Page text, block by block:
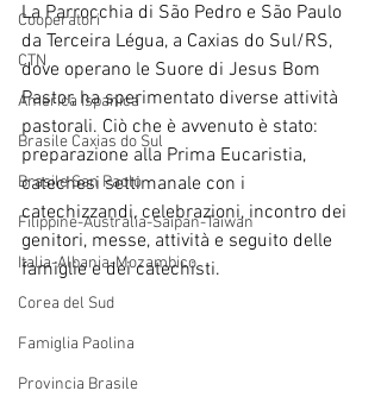
Cooperatori
CTN
America Ispanica
Brasile Caxias do Sul
Brasile San Paolo
Filippine-Australia-Saipan-Taiwan
Italia-Albania-Mozambico
Corea del Sud
Famiglia Paolina
Provincia Brasile
La Parrocchia di São Pedro e São Paulo
da Terceira Légua, a Caxias do Sul/RS,
dove operano le Suore di Jesus Bom
Pastor, ha sperimentato diverse attività
pastorali. Ciò che è avvenuto è stato:
preparazione alla Prima Eucaristia,
catechesi settimanale con i
catechizzandi, celebrazioni, incontro dei
genitori, messe, attività e seguito delle
famiglie e dei catechisti.